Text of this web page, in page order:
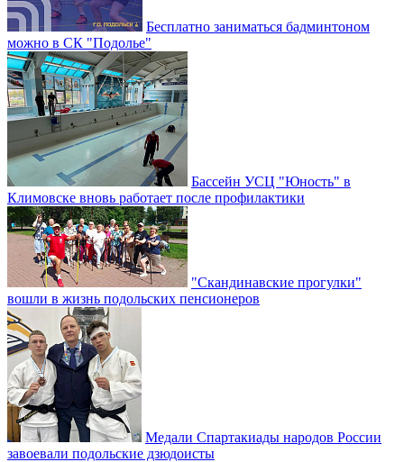
Бесплатно заниматься бадминтоном
можно в СК "Подолье"
Бассейн УСЦ "Юность" в
Климовске вновь работает после профилактики
"Скандинавские прогулки"
вошли в жизнь подольских пенсионеров
Медали Спартакиады народов России
завоевали подольские дзюдоисты